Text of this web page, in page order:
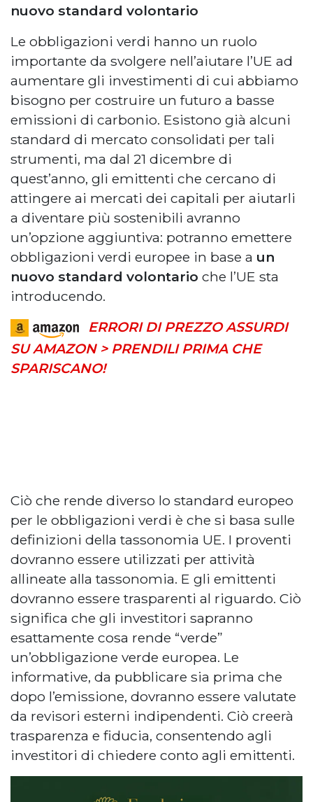
nuovo standard volontario
Le obbligazioni verdi hanno un ruolo
importante da svolgere nell’aiutare l’UE ad
aumentare gli investimenti di cui abbiamo
bisogno per costruire un futuro a basse
emissioni di carbonio. Esistono già alcuni
standard di mercato consolidati per tali
strumenti, ma dal 21 dicembre di
quest’anno, gli emittenti che cercano di
attingere ai mercati dei capitali per aiutarli
a diventare più sostenibili avranno
un’opzione aggiuntiva: potranno emettere
obbligazioni verdi europee in base a un
nuovo standard volontario che l’UE sta
introducendo.
ERRORI DI PREZZO ASSURDI
SU AMAZON > PRENDILI PRIMA CHE
SPARISCANO!
Ciò che rende diverso lo standard europeo
per le obbligazioni verdi è che si basa sulle
definizioni della tassonomia UE. I proventi
dovranno essere utilizzati per attività
allineate alla tassonomia. E gli emittenti
dovranno essere trasparenti al riguardo. Ciò
significa che gli investitori sapranno
esattamente cosa rende “verde”
un’obbligazione verde europea. Le
informative, da pubblicare sia prima che
dopo l’emissione, dovranno essere valutate
da revisori esterni indipendenti. Ciò creerà
trasparenza e fiducia, consentendo agli
investitori di chiedere conto agli emittenti.